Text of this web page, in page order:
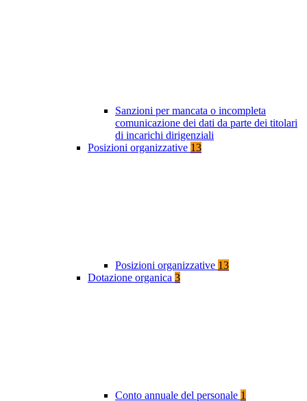
Sanzioni per mancata o incompleta
comunicazione dei dati da parte dei titolari
di incarichi dirigenziali
Posizioni organizzative 13
Posizioni organizzative 13
Dotazione organica 3
Conto annuale del personale 1